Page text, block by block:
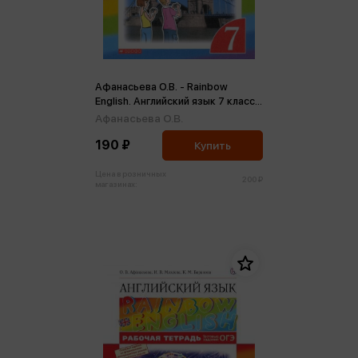
Афанасьева О.В. - Rainbow
English. Английский язык 7 класс.
Подготовка к Всероссийским
проверочным работам (красная)
(м)
Афанасьева О.В.
190 ₽ Купить